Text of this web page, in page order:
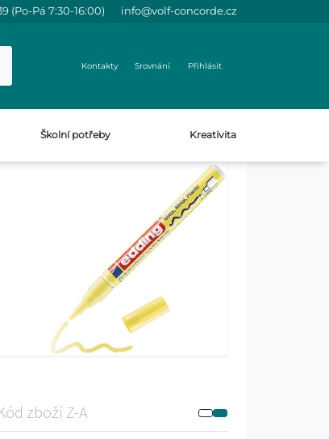
(Po-Pá 7:30-16:00) info@volf-concorde.cz
Kontakty Srovnání Přihlásit
Školní potřeby Kreativita
zboží Z-A